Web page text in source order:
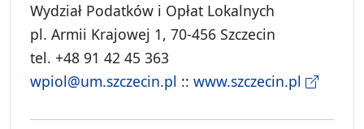
Wydział Podatków i Opłat Lokalnych
pl. Armii Krajowej 1, 70-456 Szczecin
tel. +48 91 42 45 363
wpiol@um.szczecin.pl :: www.szczecin.pl